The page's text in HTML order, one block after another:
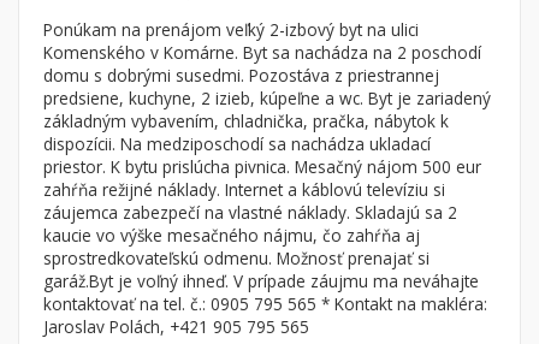
Lokalita
×
Nitriansky (kraj)
Byt
Garsónky
Dvojgarsónky
1-izbové
2-izbové
Dom
Vila
Chalupa
Ponúkam na prenájom veľký 2-izbový byt na ulici
Komenského v Komárne. Byt sa nachádza na 2 poschodí
domu s dobrými susedmi. Pozostáva z priestrannej
predsiene, kuchyne, 2 izieb, kúpeľne a wc. Byt je zariadený
základným vybavením, chladnička, pračka, nábytok k
dispozícii. Na medziposchodí sa nachádza ukladací
priestor. K bytu prislúcha pivnica. Mesačný nájom 500 eur
zahŕňa režijné náklady. Internet a káblovú televíziu si
záujemca zabezpečí na vlastné náklady. Skladajú sa 2
kaucie vo výške mesačného nájmu, čo zahŕňa aj
sprostredkovateľskú odmenu. Možnosť prenajať si
garáž.Byt je voľný ihneď. V prípade záujmu ma neváhajte
kontaktovať na tel. č.: 0905 795 565 * Kontakt na makléra:
Jaroslav Polách, +421 905 795 565